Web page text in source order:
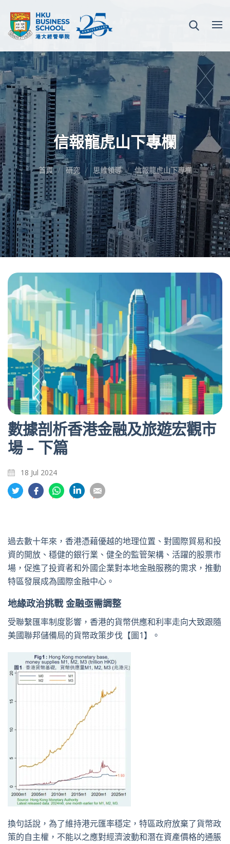
信報龍虎山下專欄
首頁 研究 思維領導 信報龍虎山下專欄
數據剖析香港金融及旅遊宏觀市
場 – 下篇
18 Jul 2024
分
享
特
分
享
書
分
享
享
英
享
郵
過去數十年來，香港憑藉優越的地理位置、對國際貿易和投
資的開放、穩健的銀行業、健全的監管架構、活躍的股票市
場，促進了投資者和外國企業對本地金融服務的需求，推動
特區發展成為國際金融中心。
地緣政治挑戰 金融亟需調整
受聯繫匯率制度影響，香港的貨幣供應和利率走向大致跟隨
美國聯邦儲備局的貨幣政策步伐【圖1】。
換句話說，為了維持港元匯率穩定，特區政府放棄了貨幣政
策的自主權，不能以之應對經濟波動和潛在資產價格的通脹